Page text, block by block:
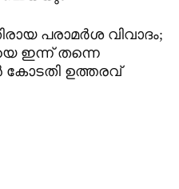
പരാമർശ വിവാദം;
ഇന്ന് തന്നെ
കോടതി ഉത്തരവ്